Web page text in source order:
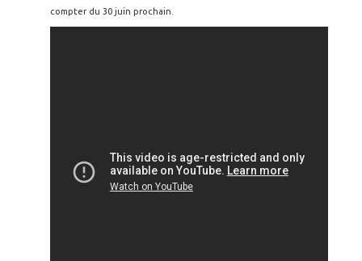
compter du 30 juin prochain.